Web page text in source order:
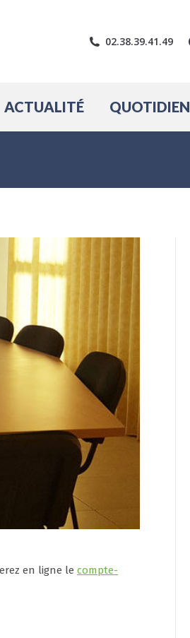
02.38.39.41.49
ACTUALITÉ QUOTIDIEN
en ligne le compte-